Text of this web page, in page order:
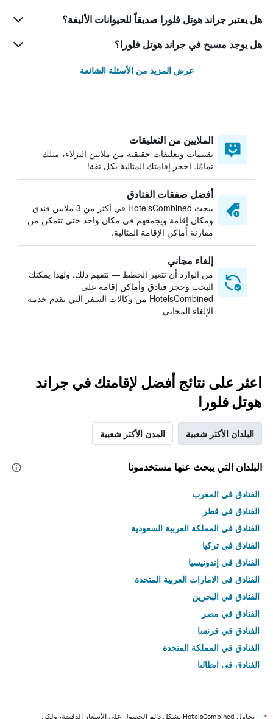
هل يعتبر جراند هوتل فلورا صديقاً للحيوانات الأليفة؟
هل يوجد مسبح في جراند هوتل فلورا؟
عرض المزيد من الأسئلة الشائعة
الملايين من التعليقات
تقييمات وتعليقات حقيقية من ملايين النزلاء، مثلك
تمامًا. احجز إقامتك المثالية بكل ثقة!
أفضل صفقات الفنادق
يبحث HotelsCombined في أكثر من 3 ملايين فندق
ومكان إقامة ويجمعهم في مكان واحد حتى تتمكن من
مقارنة أماكن الإقامة المثالية.
إلغاء مجاني
من الوارد أن تتغير الخطط — نتفهم ذلك. ولهذا يمكنك
البحث وحجز فنادق وأماكن إقامة على
HotelsCombined من وكالات السفر التي تقدم خدمة
الإلغاء المجاني
اعثر على نتائج أفضل لإقامتك في جراند
هوتل فلورا
البلدان الأكثر شعبية المدن الأكثر شعبية
البلدان التي يبحث عنها مستخدمونا
الفنادق في المغرب
الفنادق في قطر
الفنادق في المملكة العربية السعودية
الفنادق في تركيا
الفنادق في إندونيسيا
الفنادق في الامارات العربية المتحدة
الفنادق في البحرين
الفنادق في مصر
الفنادق في فرنسا
الفنادق في المملكة المتحدة
الفنادق في إيطاليا
يحاول HotelsCombined بشكل دائم الحصول على الأسعار الدقيقة، ولكن